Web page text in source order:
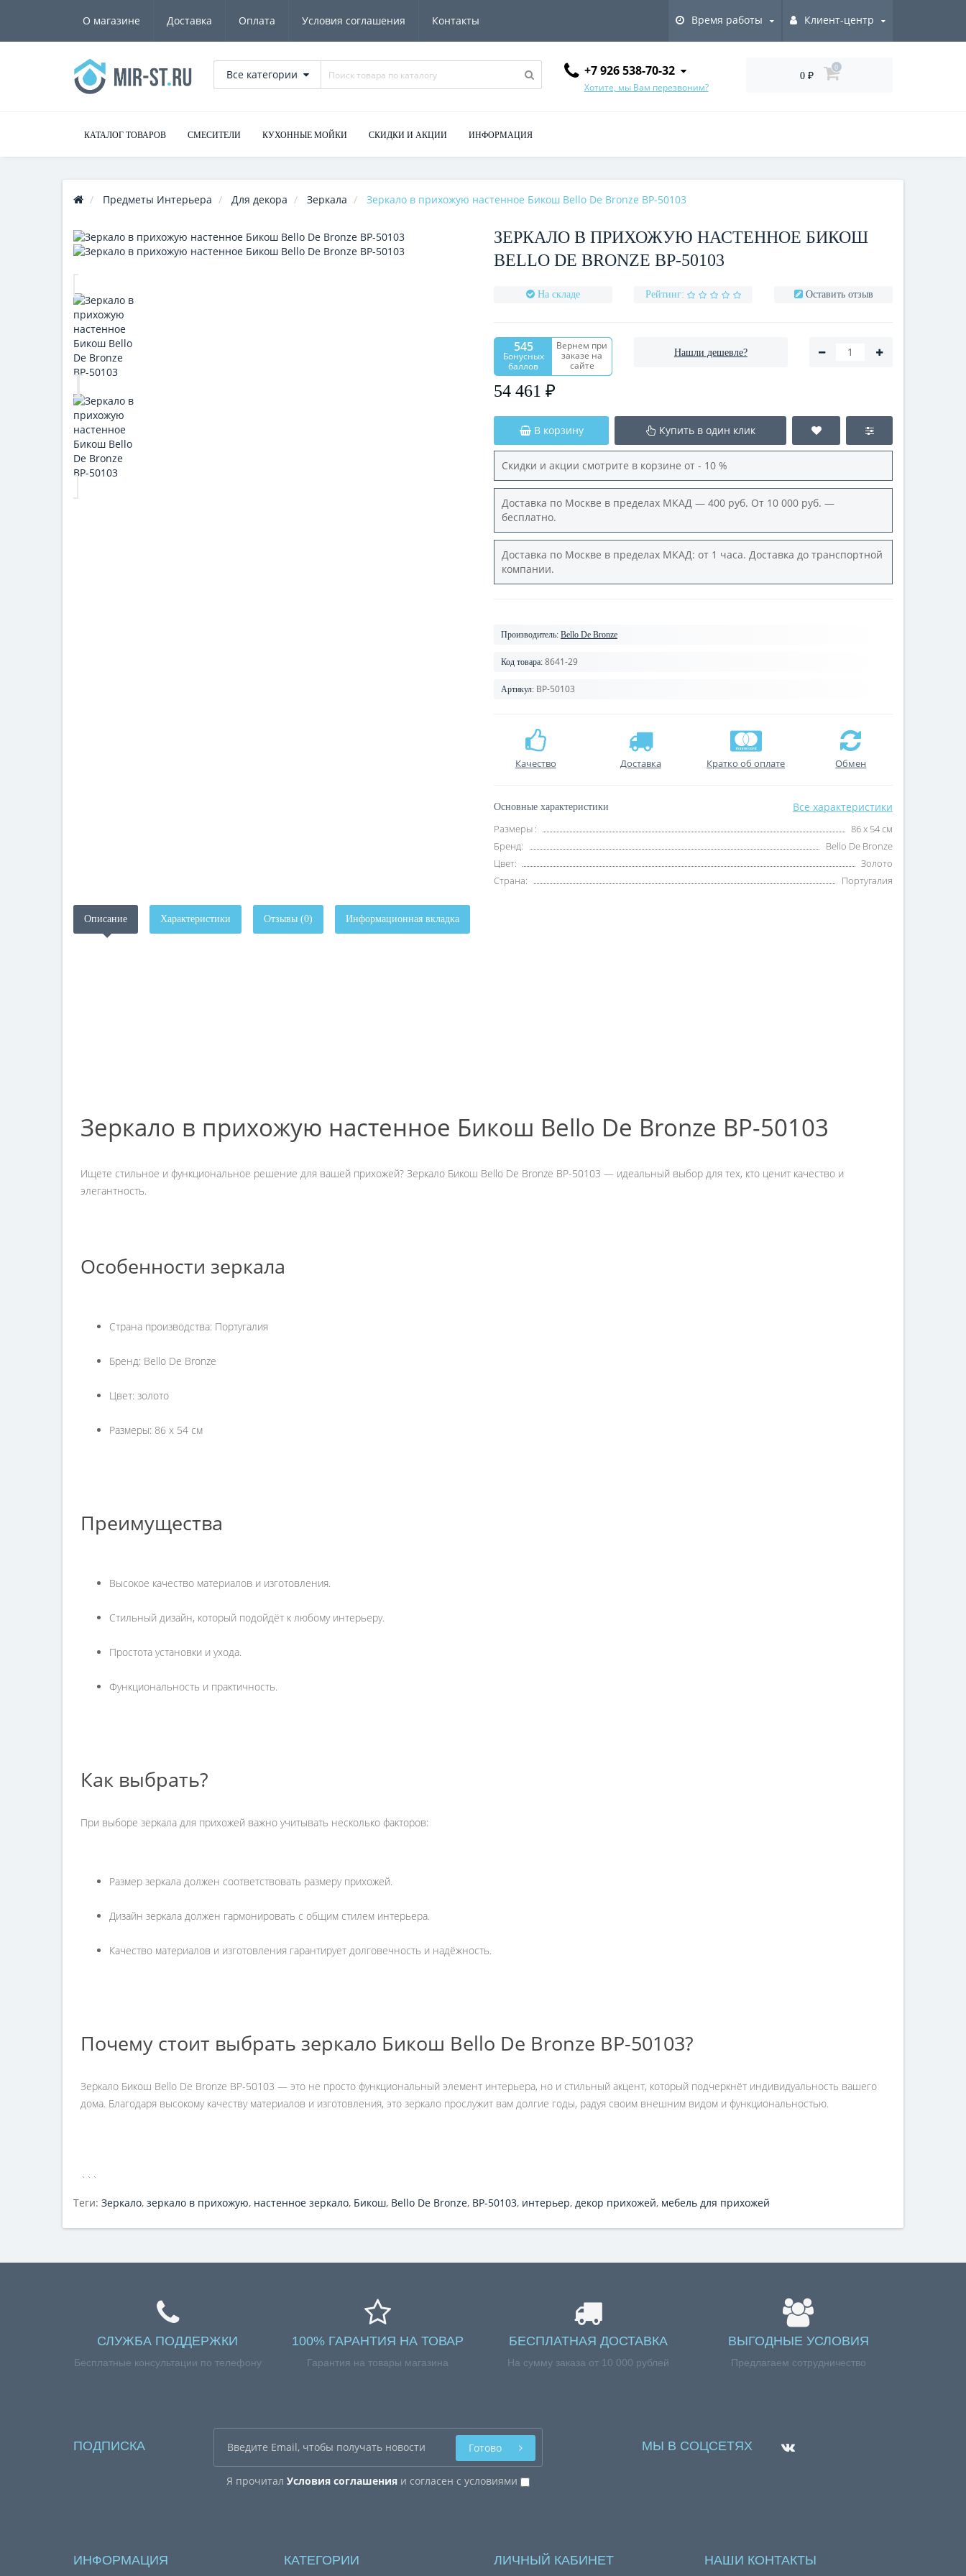
О магазине Доставка Оплата Условия соглашения Контакты Время работы Клиент-центр
Все категории +7 926 538-70-32
Хотите, мы Вам перезвоним?
0 ₽
0
КАТАЛОГ ТОВАРОВ СМЕСИТЕЛИ КУХОННЫЕ МОЙКИ СКИДКИ И АКЦИИ ИНФОРМАЦИЯ
Предметы Интерьера Для декора Зеркала Зеркало в прихожую настенное Бикош Bello De Bronze BP-50103
ЗЕРКАЛО В ПРИХОЖУЮ НАСТЕННОЕ БИКОШ
BELLO DE BRONZE BP-50103
На складе Рейтинг: Оставить отзыв
545
Бонусных
баллов
Вернем при
заказе на
сайте
54 461 ₽
Нашли дешевле?
В корзину Купить в один клик
Скидки и акции смотрите в корзине от - 10 %
Доставка по Москве в пределах МКАД — 400 руб. От 10 000 руб. —
бесплатно.
Доставка по Москве в пределах МКАД: от 1 часа. Доставка до транспортной
компании.
Производитель: Bello De Bronze
Код товара: 8641-29
Артикул: BP-50103
Качество Доставка Кратко об оплате Обмен
Основные характеристики Все характеристики
Размеры :
86 х 54 см
Бренд:
Bello De Bronze
Цвет:
Золото
Страна:
Португалия
Описание Характеристики Отзывы (0) Информационная вкладка
Зеркало в прихожую настенное Бикош Bello De Bronze BP-50103
Ищете стильное и функциональное решение для вашей прихожей? Зеркало Бикош Bello De Bronze BP-50103 — идеальный выбор для тех, кто ценит качество и
элегантность.
Особенности зеркала
Страна производства: Португалия
Бренд: Bello De Bronze
Цвет: золото
Размеры: 86 х 54 см
Преимущества
Высокое качество материалов и изготовления.
Стильный дизайн, который подойдёт к любому интерьеру.
Простота установки и ухода.
Функциональность и практичность.
Как выбрать?
При выборе зеркала для прихожей важно учитывать несколько факторов:
Размер зеркала должен соответствовать размеру прихожей.
Дизайн зеркала должен гармонировать с общим стилем интерьера.
Качество материалов и изготовления гарантирует долговечность и надёжность.
Почему стоит выбрать зеркало Бикош Bello De Bronze BP-50103?
Зеркало Бикош Bello De Bronze BP-50103 — это не просто функциональный элемент интерьера, но и стильный акцент, который подчеркнёт индивидуальность вашего
дома. Благодаря высокому качеству материалов и изготовления, это зеркало прослужит вам долгие годы, радуя своим внешним видом и функциональностью.
```
Теги: Зеркало, зеркало в прихожую, настенное зеркало, Бикош, Bello De Bronze, BP-50103, интерьер, декор прихожей, мебель для прихожей
СЛУЖБА ПОДДЕРЖКИ
Бесплатные консультации по телефону
100% ГАРАНТИЯ НА ТОВАР
Гарантия на товары магазина
БЕСПЛАТНАЯ ДОСТАВКА
На сумму заказа от 10 000 рублей
ВЫГОДНЫЕ УСЛОВИЯ
Предлагаем сотрудничество
ПОДПИСКА
Я прочитал Условия соглашенияи согласен с условиями
Готово МЫ В СОЦСЕТЯХ
ИНФОРМАЦИЯ КАТЕГОРИИ ЛИЧНЫЙ КАБИНЕТ НАШИ КОНТАКТЫ